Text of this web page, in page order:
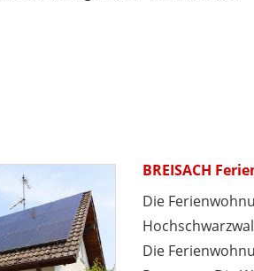
BREISACH
Die
Die